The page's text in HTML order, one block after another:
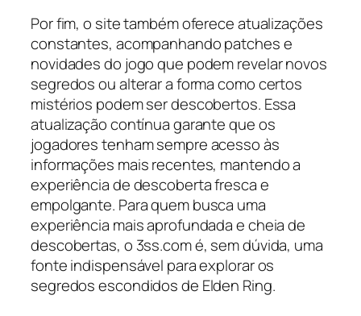
Por fim, o site também oferece atualizações
constantes, acompanhando patches e
novidades do jogo que podem revelar novos
segredos ou alterar a forma como certos
mistérios podem ser descobertos. Essa
atualização contínua garante que os
jogadores tenham sempre acesso às
informações mais recentes, mantendo a
experiência de descoberta fresca e
empolgante. Para quem busca uma
experiência mais aprofundada e cheia de
descobertas, o 3ss.com é, sem dúvida, uma
fonte indispensável para explorar os
segredos escondidos de Elden Ring.